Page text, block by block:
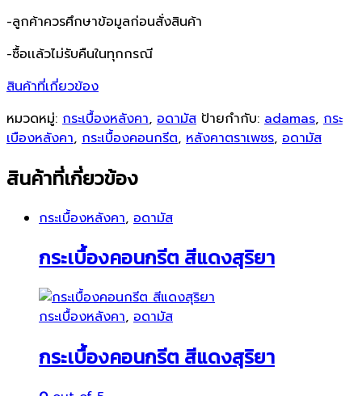
-ลูกค้าควรศึกษาข้อมูลก่อนสั่งสินค้า
-ซื้อเเล้วไม่รับคืนในทุกกรณี
สินค้าที่เกี่ยวข้อง
หมวดหมู่: กระเบื้องหลังคา, อดามัส ป้ายกำกับ: adamas, กระ
เบืองหลังคา, กระเบื้องคอนกรีต, หลังคาตราเพชร, อดามัส
สินค้าที่เกี่ยวข้อง
กระเบื้องหลังคา, อดามัส
กระเบื้องคอนกรีต สีแดงสุริยา
กระเบื้องหลังคา, อดามัส
กระเบื้องคอนกรีต สีแดงสุริยา